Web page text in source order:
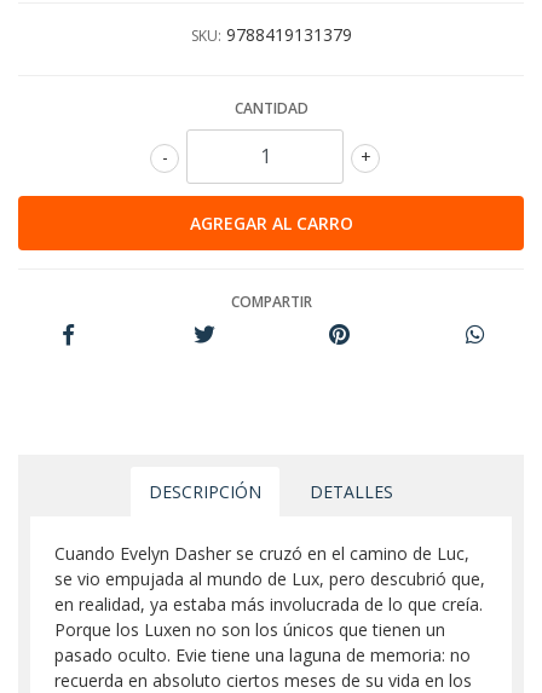
SKU: 9788419131379
CANTIDAD
+
-
COMPARTIR
DESCRIPCIÓN DETALLES
Cuando Evelyn Dasher se cruzó en el camino de Luc,
se vio empujada al mundo de Lux, pero descubrió que,
en realidad, ya estaba más involucrada de lo que creía.
Porque los Luxen no son los únicos que tienen un
pasado oculto. Evie tiene una laguna de memoria: no
recuerda en absoluto ciertos meses de su vida en los